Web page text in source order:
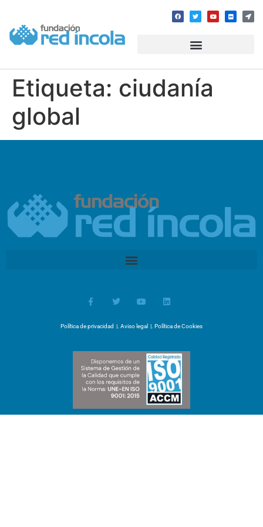
Etiqueta: ciudanía
global
Política de privacidad |. Aviso legal |. Política de Cookies